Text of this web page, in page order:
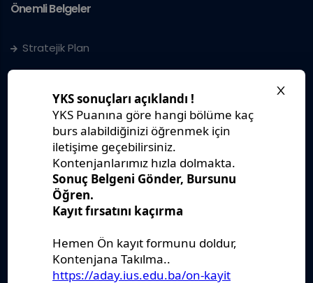
Önemli Belgeler
Stratejik Plan
Yönetmelikler
Kanunlar
Kararlar
Politikalar
Formlar